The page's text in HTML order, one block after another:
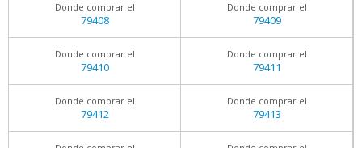
Donde comprar el
79408
Donde comprar el
79409
Donde comprar el
79410
Donde comprar el
79411
Donde comprar el
79412
Donde comprar el
79413